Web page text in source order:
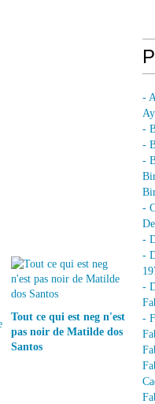
Tout ce qui est neg n'est
pas noir de Matilde dos
Santos
-
-
-
-
-
-
-
-
-